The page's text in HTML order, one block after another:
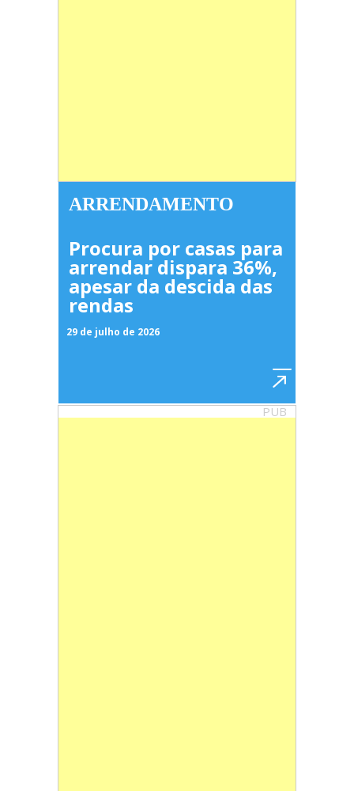
ARRENDAMENTO
Procura por casas para
arrendar dispara 36%,
apesar da descida das
rendas
29 de julho de 2026
PUB